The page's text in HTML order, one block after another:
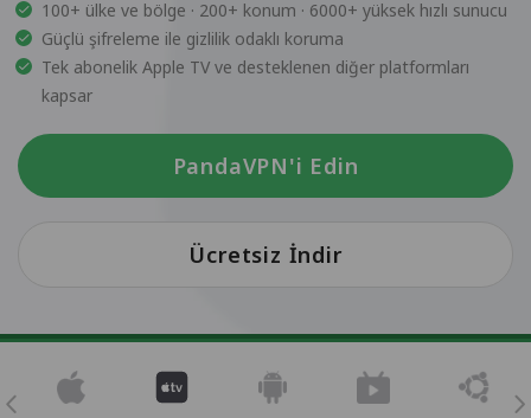
100+ ülke ve bölge · 200+ konum · 6000+ yüksek hızlı sunucu
Güçlü şifreleme ile gizlilik odaklı koruma
Tek abonelik Apple TV ve desteklenen diğer platformları
kapsar
PandaVPN'i Edin
Ücretsiz İndir